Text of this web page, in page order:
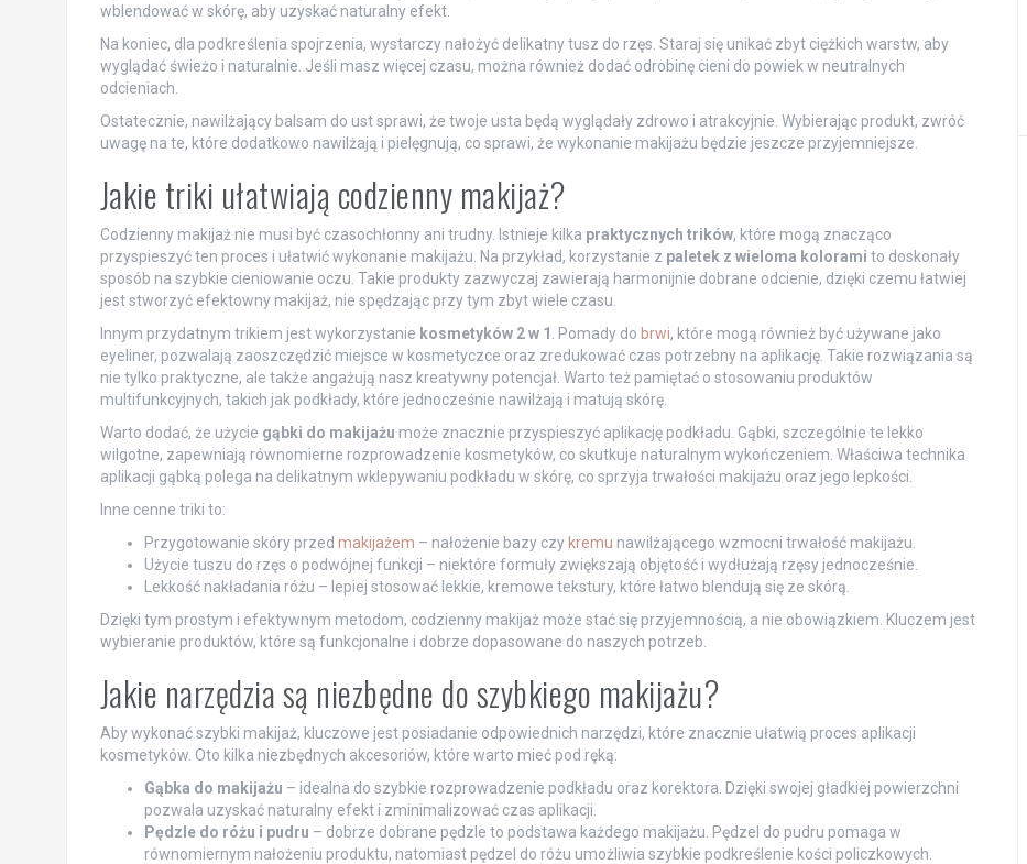
wblendować w skórę, aby uzyskać naturalny efekt.
Na koniec, dla podkreślenia spojrzenia, wystarczy nałożyć delikatny tusz do rzęs. Staraj się unikać zbyt ciężkich warstw, aby
wyglądać świeżo i naturalnie. Jeśli masz więcej czasu, można również dodać odrobinę cieni do powiek w neutralnych
odcieniach.
Ostatecznie, nawilżający balsam do ust sprawi, że twoje usta będą wyglądały zdrowo i atrakcyjnie. Wybierając produkt, zwróć
uwagę na te, które dodatkowo nawilżają i pielęgnują, co sprawi, że wykonanie makijażu będzie jeszcze przyjemniejsze.
Jakie triki ułatwiają codzienny makijaż?
Codzienny makijaż nie musi być czasochłonny ani trudny. Istnieje kilka praktycznych trików, które mogą znacząco
przyspieszyć ten proces i ułatwić wykonanie makijażu. Na przykład, korzystanie z paletek z wieloma kolorami to doskonały
sposób na szybkie cieniowanie oczu. Takie produkty zazwyczaj zawierają harmonijnie dobrane odcienie, dzięki czemu łatwiej
jest stworzyć efektowny makijaż, nie spędzając przy tym zbyt wiele czasu.
Innym przydatnym trikiem jest wykorzystanie kosmetyków 2 w 1 . Pomady do brwi, które mogą również być używane jako
eyeliner, pozwalają zaoszczędzić miejsce w kosmetyczce oraz zredukować czas potrzebny na aplikację. Takie rozwiązania są
nie tylko praktyczne, ale także angażują nasz kreatywny potencjał. Warto też pamiętać o stosowaniu produktów
multifunkcyjnych, takich jak podkłady, które jednocześnie nawilżają i matują skórę.
Warto dodać, że użycie gąbki do makijażu może znacznie przyspieszyć aplikację podkładu. Gąbki, szczególnie te lekko
wilgotne, zapewniają równomierne rozprowadzenie kosmetyków, co skutkuje naturalnym wykończeniem. Właściwa technika
aplikacji gąbką polega na delikatnym wklepywaniu podkładu w skórę, co sprzyja trwałości makijażu oraz jego lepkości.
Inne cenne triki to:
Przygotowanie skóry przed makijażem – nałożenie bazy czy kremu nawilżającego wzmocni trwałość makijażu.
Użycie tuszu do rzęs o podwójnej funkcji – niektóre formuły zwiększają objętość i wydłużają rzęsy jednocześnie.
Lekkość nakładania różu – lepiej stosować lekkie, kremowe tekstury, które łatwo blendują się ze skórą.
Dzięki tym prostym i efektywnym metodom, codzienny makijaż może stać się przyjemnością, a nie obowiązkiem. Kluczem jest
wybieranie produktów, które są funkcjonalne i dobrze dopasowane do naszych potrzeb.
Jakie narzędzia są niezbędne do szybkiego makijażu?
Aby wykonać szybki makijaż, kluczowe jest posiadanie odpowiednich narzędzi, które znacznie ułatwią proces aplikacji
kosmetyków. Oto kilka niezbędnych akcesoriów, które warto mieć pod ręką:
Gąbka do makijażu – idealna do szybkie rozprowadzenie podkładu oraz korektora. Dzięki swojej gładkiej powierzchni
pozwala uzyskać naturalny efekt i zminimalizować czas aplikacji.
Pędzle do różu i pudru – dobrze dobrane pędzle to podstawa każdego makijażu. Pędzel do pudru pomaga w
równomiernym nałożeniu produktu, natomiast pędzel do różu umożliwia szybkie podkreślenie kości policzkowych.